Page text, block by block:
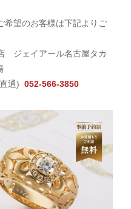
希望のお客様は下記よりご
ジェイアール名古屋タカ
通) 052-566-3850